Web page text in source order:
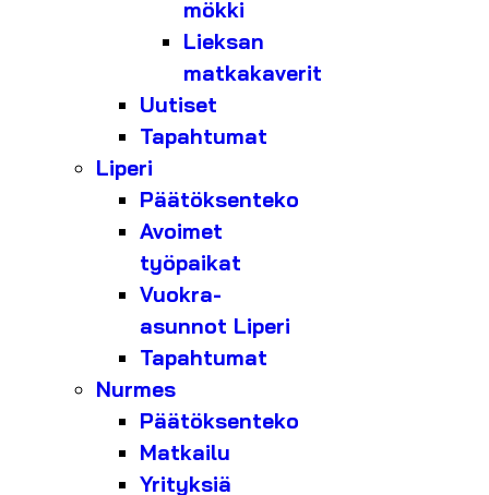
mökki
Lieksan
matkakaverit
Uutiset
Tapahtumat
Liperi
Päätöksenteko
Avoimet
työpaikat
Vuokra-
asunnot Liperi
Tapahtumat
Nurmes
Päätöksenteko
Matkailu
Yrityksiä